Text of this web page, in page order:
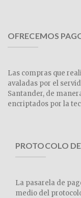
OFRECEMOS
Las compras que
avaladas por el
Santander, de
encriptados por la
PROTOCOLO DE
La pasarela de
medio del